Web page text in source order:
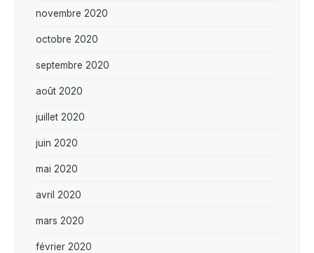
novembre 2020
octobre 2020
septembre 2020
août 2020
juillet 2020
juin 2020
mai 2020
avril 2020
mars 2020
février 2020